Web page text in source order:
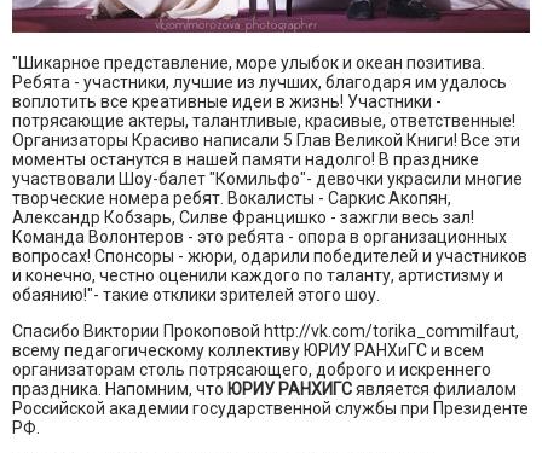
"Шикарное представление, море улыбок и океан позитива.
Ребята - участники, лучшие из лучших, благодаря им удалось
воплотить все креативные идеи в жизнь! Участники -
потрясающие актеры, талантливые, красивые, ответственные!
Организаторы Красиво написали 5 Глав Великой Книги! Все эти
моменты останутся в нашей памяти надолго! В празднике
участвовали Шоу-балет "Комильфо"- девочки украсили многие
творческие номера ребят. Вокалисты - Саркис Акопян,
Александр Кобзарь, Силве Францишко - зажгли весь зал!
Команда Волонтеров - это ребята - опора в организационных
вопросах! Спонсоры - жюри, одарили победителей и участников
и конечно, честно оценили каждого по таланту, артистизму и
обаянию!"- такие отклики зрителей этого шоу.
Спасибо Виктории Прокоповой http://vk.com/torika_commilfaut,
всему педагогическому коллективу ЮРИУ РАНХиГС и всем
организаторам столь потрясающего, доброго и искреннего
праздника. Напомним, что ЮРИУ РАНХИГСявляется филиалом
Российской академии государственной службы при Президенте
РФ.